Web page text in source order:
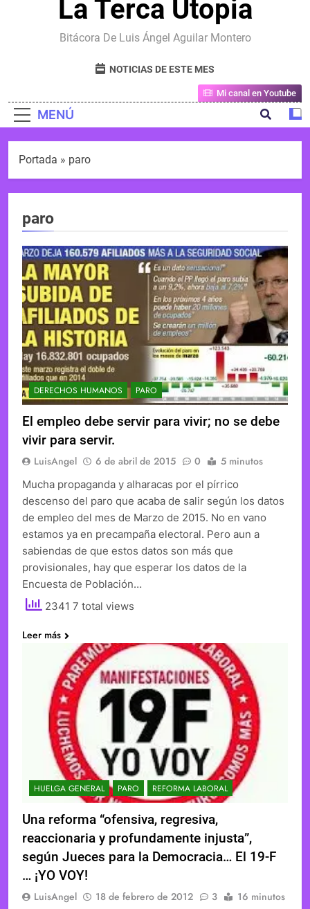
La Terca Utopia
Bitácora De Luis Ángel Aguilar Montero
NOTICIAS DE ESTE MES
MENÚ
Mi canal en Youtube
Portada » paro
paro
DERECHOS HUMANOS PARO
El empleo debe servir para vivir; no se debe
vivir para servir.
LuisAngel 6 de abril de 2015 0 5 minutos
Mucha propaganda y alharacas por el pírrico
descenso del paro que acaba de salir según los datos
de empleo del mes de Marzo de 2015. No en vano
estamos ya en precampaña electoral. Pero aun a
sabiendas de que estos datos son más que
provisionales, hay que esperar los datos de la
Encuesta de Población…
2341 7 total views
Leer más
HUELGA GENERAL PARO REFORMA LABORAL
Una reforma “ofensiva, regresiva,
reaccionaria y profundamente injusta”,
según Jueces para la Democracia… El 19-F
… ¡YO VOY!
LuisAngel 18 de febrero de 2012 3 16 minutos